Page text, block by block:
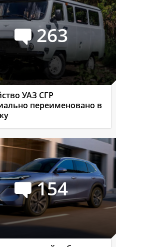
263
УАЗ СГР
переименовано в
154